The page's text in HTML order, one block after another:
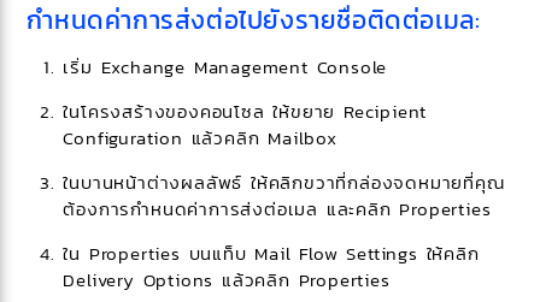
กำหนดค่าการส่งต่อไปยังรายชื่อติดต่อเมล:
เริ่ม Exchange Management Console
ในโครงสร้างของคอนโซล ให้ขยาย Recipient
Configuration แล้วคลิก Mailbox
ในบานหน้าต่างผลลัพธ์ ให้คลิกขวาที่กล่องจดหมายที่คุณ
ต้องการกำหนดค่าการส่งต่อเมล และคลิก Properties
ใน Properties บนแท็บ Mail Flow Settings ให้คลิก
Delivery Options แล้วคลิก Properties